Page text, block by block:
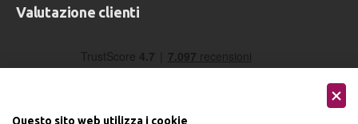
Valutazione clienti
Questo sito web utilizza i cookie